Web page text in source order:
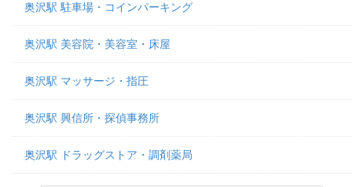
奥沢駅 駐車場・コインパーキング
奥沢駅 美容院・美容室・床屋
奥沢駅 マッサージ・指圧
奥沢駅 興信所・探偵事務所
奥沢駅 ドラッグストア・調剤薬局